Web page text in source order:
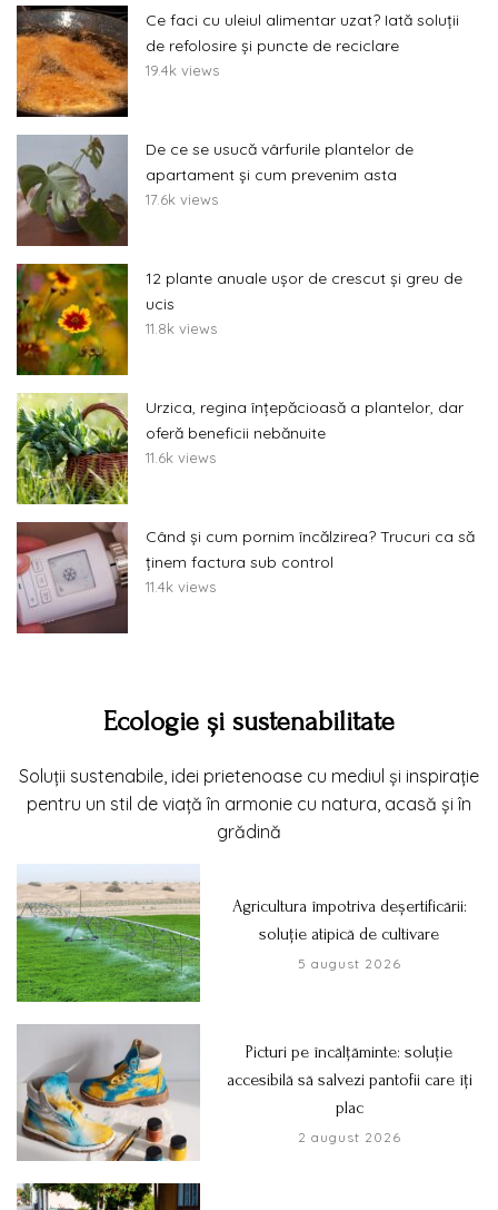
Ce faci cu uleiul alimentar uzat? Iată soluții
de refolosire și puncte de reciclare
19.4k views
De ce se usucă vârfurile plantelor de
apartament și cum prevenim asta
17.6k views
12 plante anuale ușor de crescut și greu de
ucis
11.8k views
Urzica, regina înțepăcioasă a plantelor, dar
oferă beneficii nebănuite
11.6k views
Când și cum pornim încălzirea? Trucuri ca să
ținem factura sub control
11.4k views
Ecologie și sustenabilitate
Soluții sustenabile, idei prietenoase cu mediul și inspirație
pentru un stil de viață în armonie cu natura, acasă și în
grădină
Agricultura împotriva deșertificării:
soluție atipică de cultivare
5 august 2026
Picturi pe încălțăminte: soluție
accesibilă să salvezi pantofii care îți
plac
2 august 2026